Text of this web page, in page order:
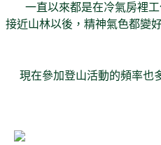
一直以來都是在冷氣房裡工
接近山林以後，精神氣色都變好
現在參加登山活動的頻率也